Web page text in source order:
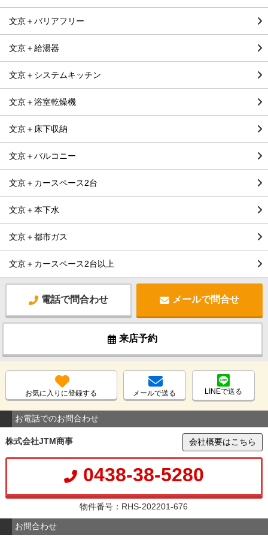
文京＋バリアフリー
文京＋給湯器
文京＋システムキッチン
文京＋浴室乾燥機
文京＋床下収納
文京＋バルコニー
文京＋カースペース2台
文京＋本下水
文京＋都市ガス
文京＋カースペース2台以上
電話で問合わせ メールで問合せ
来店予約
お気に入りに登録する メールで送る LINEで送る
お電話でのお問合わせ
株式会社JTM商事 会社概要はこちら
0438-38-5280
物件番号：RHS-202201-676
お問合わせ